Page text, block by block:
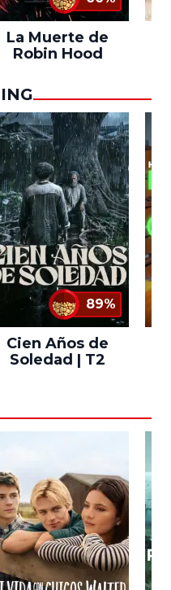
La Muerte de
Robin Hood
89%
Cien Años de
Soledad | T2